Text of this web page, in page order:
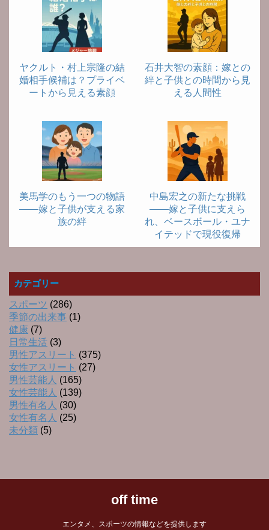
ヤクルト・村上宗隆の結
婚相手候補は？プライベ
ートから見える素顔
石井大智の素顔：嫁との
絆と子供との時間から見
える人間性
美馬学のもう一つの物語
――嫁と子供が支える家
族の絆
中島宏之の新たな挑戦
――嫁と子供に支えら
れ、ベースボール・ユナ
イテッドで現役復帰
カテゴリー
スポーツ (286)
季節の出来事 (1)
健康 (7)
日常生活 (3)
男性アスリート (375)
女性アスリート (27)
男性芸能人 (165)
女性芸能人 (139)
男性有名人 (30)
女性有名人 (25)
未分類 (5)
off time
エンタメ、スポーツの情報などを提供します